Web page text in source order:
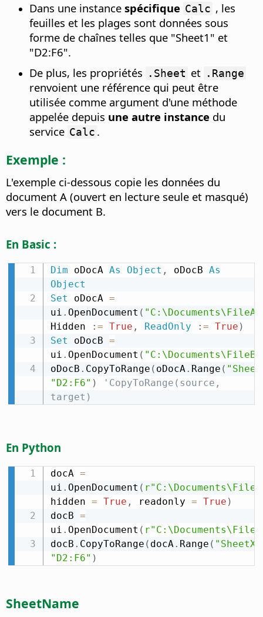
Dans une instance spécifique Calc , les
feuilles et les plages sont données sous
forme de chaînes telles que "Sheet1" et
"D2:F6".
De plus, les propriétés
.Sheet et .Range
renvoient une référence qui peut être
utilisée comme argument d'une méthode
appelée depuis une autre instance du
service Calc .
Exemple :
L'exemple ci-dessous copie les données du
document A (ouvert en lecture seule et masqué)
vers le document B.
En Basic :
Dim oDocA As Object , oDocB As
Object
Set oDocA =
ui . OpenDocument (
Hidden
: = True , ReadOnly : = True )
Set oDocB =
ui . OpenDocument (
oDocB . CopyToRange ( oDocA. Range (
"D2:F6" )
'CopyToRange(source,
target)
En Python
docA =
ui . OpenDocument (
hidden = True , readonly = True )
docB =
ui . OpenDocument (
docB . CopyToRange ( docA . Range (
"D2:F6" )
SheetName